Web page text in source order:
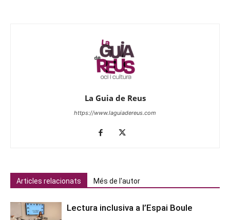
La Guia de Reus
https://www.laguiadereus.com
Articles relacionats Més de l'autor
Lectura inclusiva a l’Espai Boule